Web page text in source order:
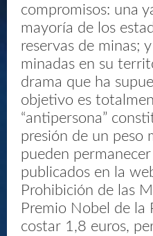
compromisos: una
mayoría de los
reservas de minas;
minadas en su
drama que ha
objetivo es
“antipersona”
presión de un peso
pueden
publicados en la
Prohibición de las
Premio Nobel de la
costar 1,8 euros,